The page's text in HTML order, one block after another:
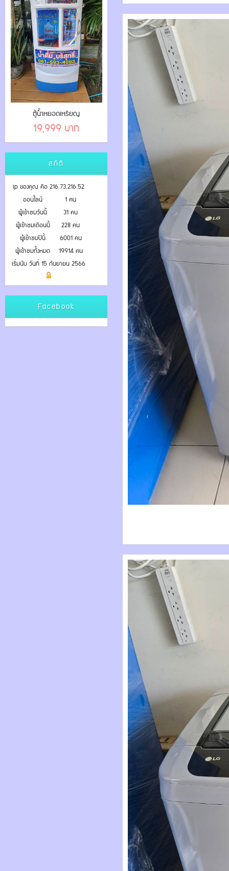
ตู้น้ำหยอดเหรียญ
19,999 บาท
สถิติ
ip ของคุณ คือ 216.73.216.52
ออนไลน์
1 คน
ผู้เข้าชมวันนี้
31 คน
ผู้เข้าชมเดือนนี้
228 คน
ผู้เข้าชมปีนี้
6001 คน
ผู้เข้าชมทั้งหมด
19914 คน
เริ่มนับ วันที่ 15 กันยายน 2566
Facebook